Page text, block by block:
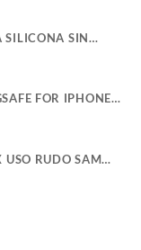
SILICONA SIN
FOR IPHONE
USO RUDO SAM